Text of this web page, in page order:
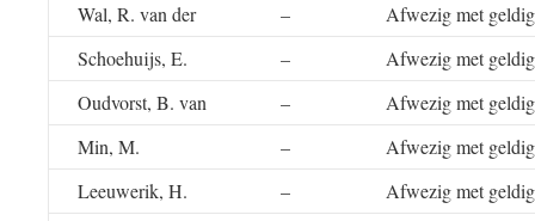
Wal, R. van der
–
Afwezig met
Schoehuijs, E.
–
Afwezig met
Oudvorst, B. van
–
Afwezig met
Min, M.
–
Afwezig met
Leeuwerik, H.
–
Afwezig met